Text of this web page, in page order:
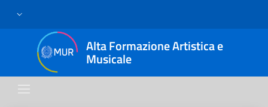
Alta Formazione Artistica e
Musicale